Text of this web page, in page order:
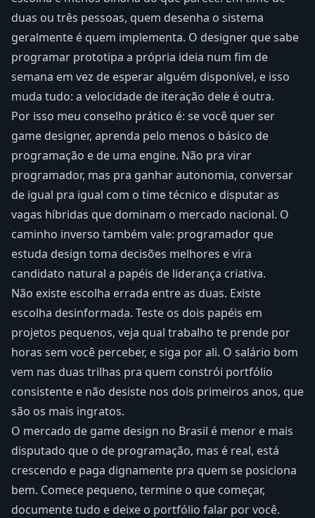
duas ou três pessoas, quem desenha o sistema
geralmente é quem implementa. O designer que sabe
programar prototipa a própria ideia num fim de
semana em vez de esperar alguém disponível, e isso
muda tudo: a velocidade de iteração dele é outra.
Por isso meu conselho prático é: se você quer ser
game designer, aprenda pelo menos o básico de
programação e de uma engine. Não pra virar
programador, mas pra ganhar autonomia, conversar
de igual pra igual com o time técnico e disputar as
vagas híbridas que dominam o mercado nacional. O
caminho inverso também vale: programador que
estuda design toma decisões melhores e vira
candidato natural a papéis de liderança criativa.
Não existe escolha errada entre as duas. Existe
escolha desinformada. Teste os dois papéis em
projetos pequenos, veja qual trabalho te prende por
horas sem você perceber, e siga por ali. O salário bom
vem nas duas trilhas pra quem constrói portfólio
consistente e não desiste nos dois primeiros anos, que
são os mais ingratos.
O mercado de game design no Brasil é menor e mais
disputado que o de programação, mas é real, está
crescendo e paga dignamente pra quem se posiciona
bem. Comece pequeno, termine o que começar,
documente tudo e deixe o portfólio falar por você.